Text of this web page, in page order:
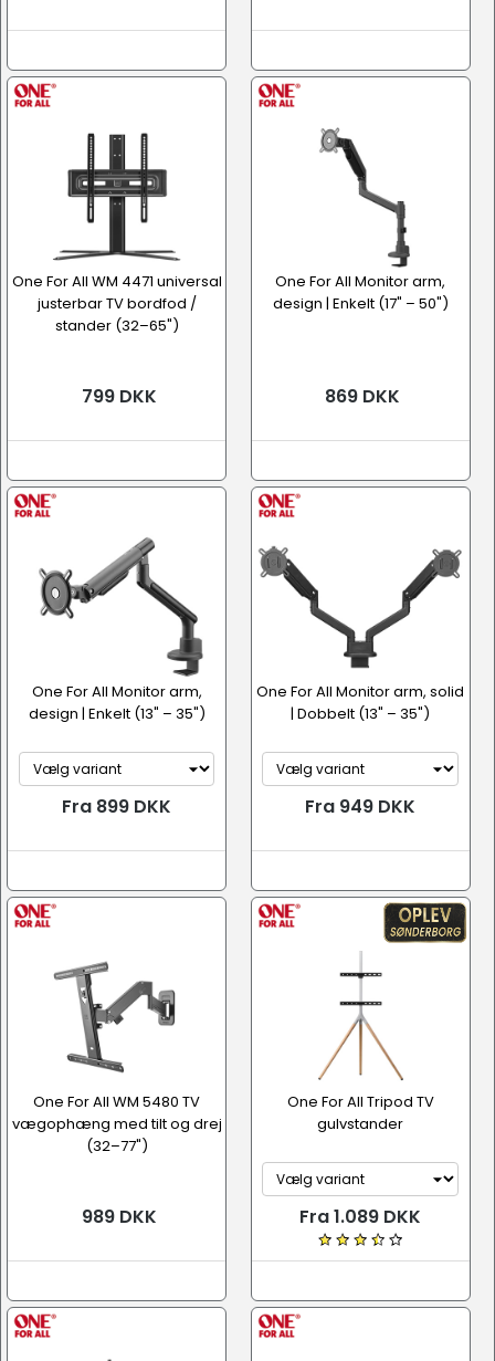
One For All WM 4471 universal
justerbar TV bordfod /
stander (32–65")
799 DKK
One For All Monitor arm,
design | Enkelt (17" – 50")
869 DKK
One For All Monitor arm,
design | Enkelt (13" – 35")
Fra 899 DKK
One For All Monitor arm, solid
| Dobbelt (13" – 35")
Fra 949 DKK
One For All WM 5480 TV
vægophæng med tilt og drej
(32–77")
989 DKK
One For All Tripod TV
gulvstander
Fra 1.089 DKK